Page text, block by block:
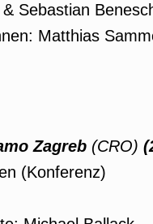
Sebastian
Matthias
Zagreb (CRO)
(Konferenz)